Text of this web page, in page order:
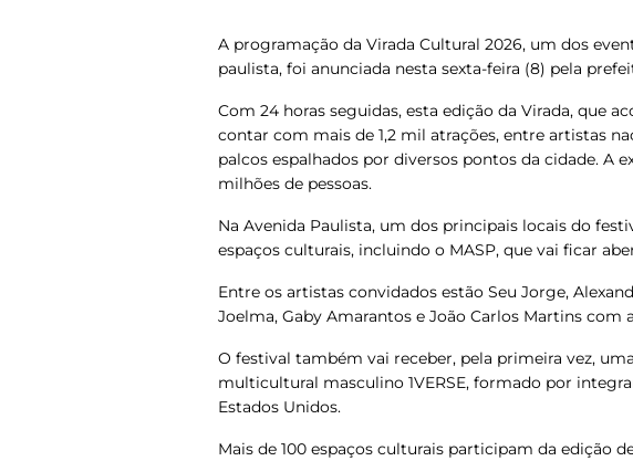
A programação da Virada Cultural 2026, um dos
paulista, foi anunciada nesta sexta-feira (8) pela
Com 24 horas seguidas, esta edição da Virada, que
contar com mais de 1,2 mil atrações, entre artistas
palcos espalhados por diversos pontos da cidade. A
milhões de pessoas.
Na Avenida Paulista, um dos principais locais do
espaços culturais, incluindo o MASP, que vai ficar
Entre os artistas convidados estão Seu Jorge,
Joelma, Gaby Amarantos e João Carlos Martins com
O festival também vai receber, pela primeira vez,
multicultural masculino 1VERSE, formado por
Estados Unidos.
Mais de 100 espaços culturais participam da edição